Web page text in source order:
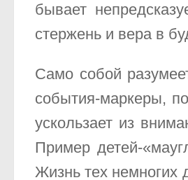
бывает
стержень и вера в
Само собой
события-маркеры,
ускользает из
Пример детей-
Жизнь тех немногих